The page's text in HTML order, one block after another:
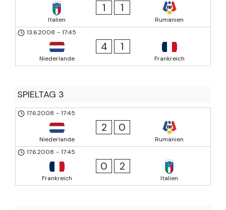
Italien
1 1
Rumänien
13.6.2008 - 17:45
Niederlande
4 1
Frankreich
SPIELTAG 3
17.6.2008 - 17:45
Niederlande
2 0
Rumänien
17.6.2008 - 17:45
Frankreich
0 2
Italien